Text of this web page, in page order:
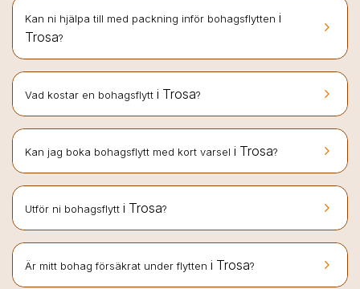
keyboard_arrow_right
Kan ni hjälpa till med packning inför bohagsflytten i
Trosa?
keyboard_arrow_right
Vad kostar en bohagsflytt i Trosa?
keyboard_arrow_right
Kan jag boka bohagsflytt med kort varsel i Trosa?
keyboard_arrow_right
Utför ni bohagsflytt i Trosa?
keyboard_arrow_right
Är mitt bohag försäkrat under flytten i Trosa?